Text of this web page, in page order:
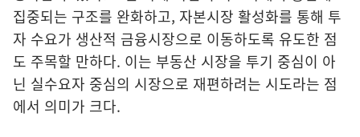
집중되는 구조를 완화하고, 자본시장 활성화를 통해 투
자 수요가 생산적 금융시장으로 이동하도록 유도한 점
도 주목할 만하다. 이는 부동산 시장을 투기 중심이 아
닌 실수요자 중심의 시장으로 재편하려는 시도라는 점
에서 의미가 크다.